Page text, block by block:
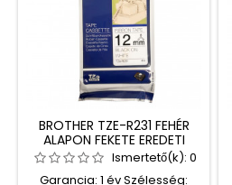
BROTHER TZE-R231 FEHÉR
ALAPON FEKETE EREDETI
FELIRATOZÓ SZALAG (12MM
X 4M)
Ismertető(k): 0
Garancia: 1 év Szélesség: